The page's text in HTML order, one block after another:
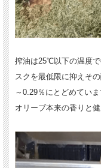
搾油は25℃以下の温度
スクを最低限に抑えそ
～0.29％にとどめていま
オリーブ本来の香りと